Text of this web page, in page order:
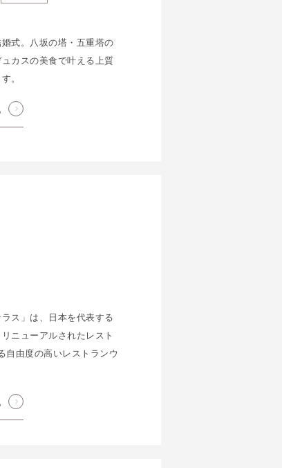
式。八坂の塔・五重塔の
カスの美食で叶える上質
。
ス」は、日本を代表する
ニューアルされたレスト
自由度の高いレストランウ